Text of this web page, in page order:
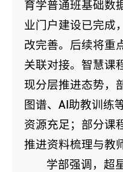
育学普通班基础数
业门户建设已完成
改完善。后续将重
关联对接。智慧课
现分层推进态势，
图谱、AI助教训练
资源充足；部分课
推进资料梳理与教
学部强调，超